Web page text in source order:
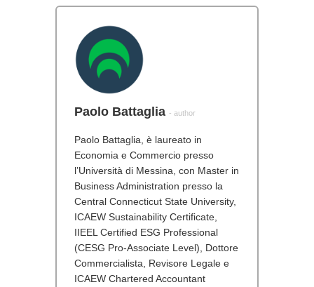
Paolo Battaglia - author
Paolo Battaglia, è laureato in
Economia e Commercio presso
l’Università di Messina, con Master in
Business Administration presso la
Central Connecticut State University,
ICAEW Sustainability Certificate,
IIEEL Certified ESG Professional
(CESG Pro-Associate Level), Dottore
Commercialista, Revisore Legale e
ICAEW Chartered Accountant